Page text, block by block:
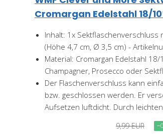
Cromargan Edelstahl 18/
Inhalt: 1x Sektflaschenverschluss
(Höhe 4,7 cm, Ø 3,5 cm) -
Material: Cromargan Edelstahl
Champagner, Prosecco oder
Der Flaschenverschluss kann
bzw. geschlossen werden. Er
Aufsetzen luftdicht. Durch
9,99 EUR